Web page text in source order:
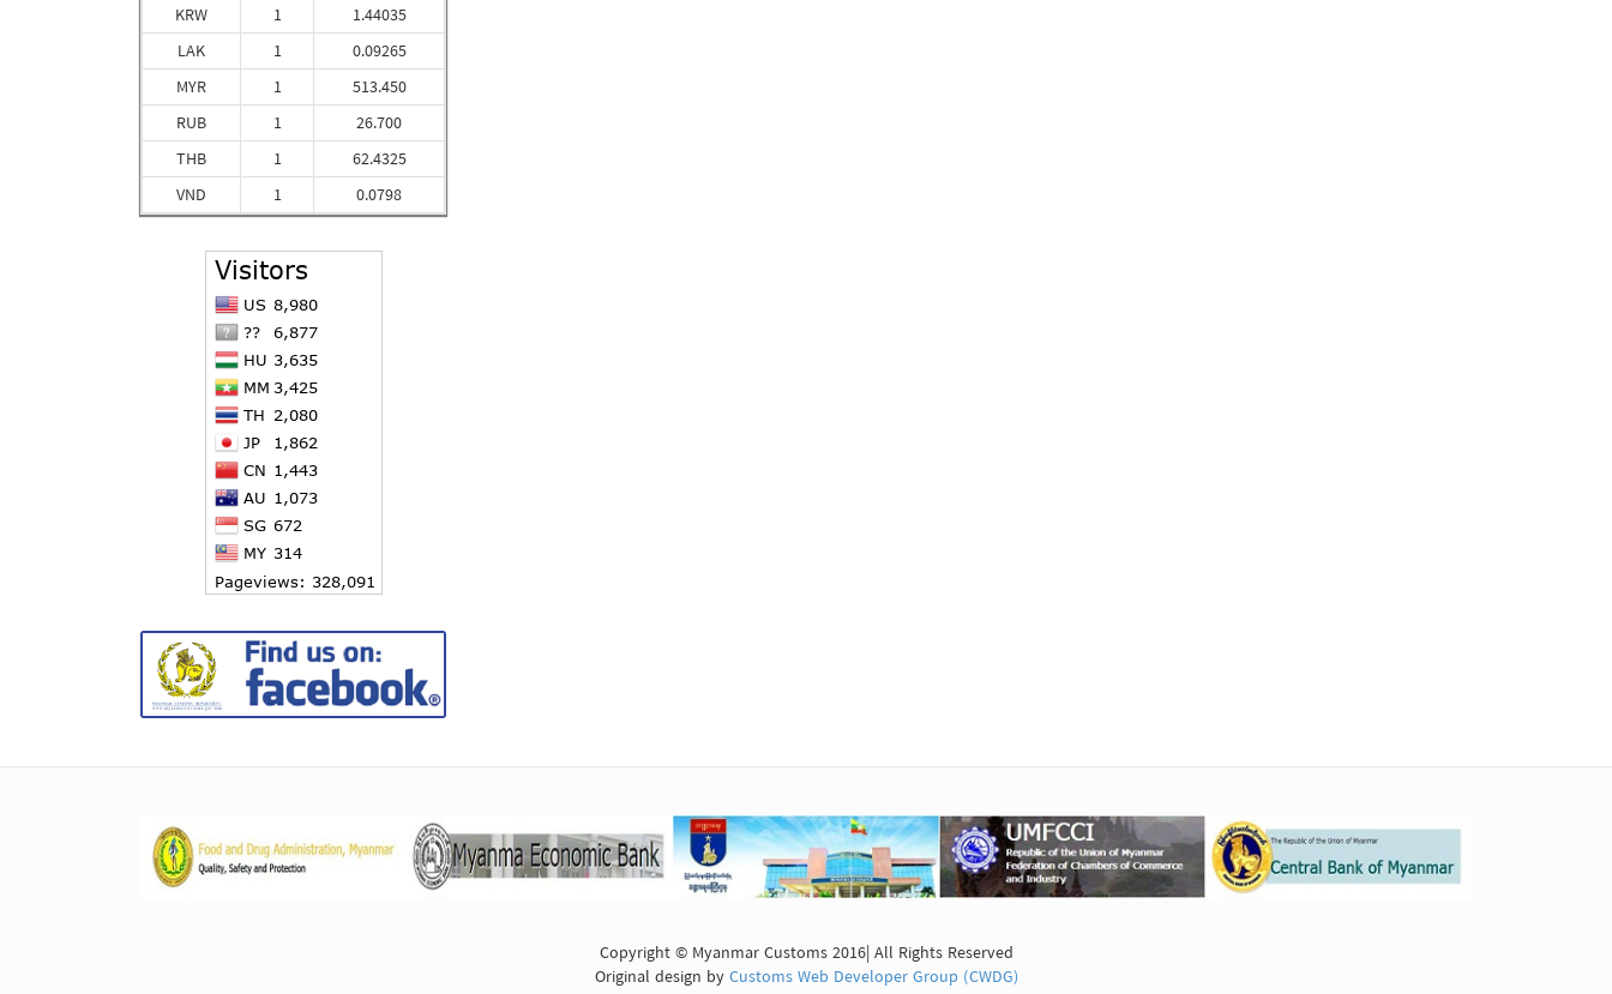
KRW
LAK
MYR
RUB
THB
VND
1
1
1
1
1
1
1.44035
0.09265
513.450
26.700
62.4325
0.0798
Copyright © Myanmar Customs 2016| All Rights Reserved
Original design byCustoms Web Developer Group (CWDG)